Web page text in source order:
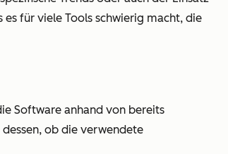
für viele Tools schwierig macht, die
Software anhand von bereits
ob die verwendete